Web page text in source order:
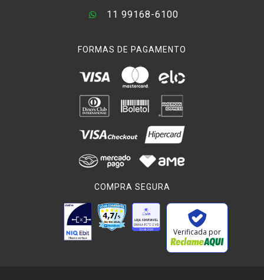
11 99168-6100
FORMAS DE PAGAMENTO
COMPRA SEGURA
Verificada por